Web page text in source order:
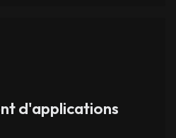
d'applications